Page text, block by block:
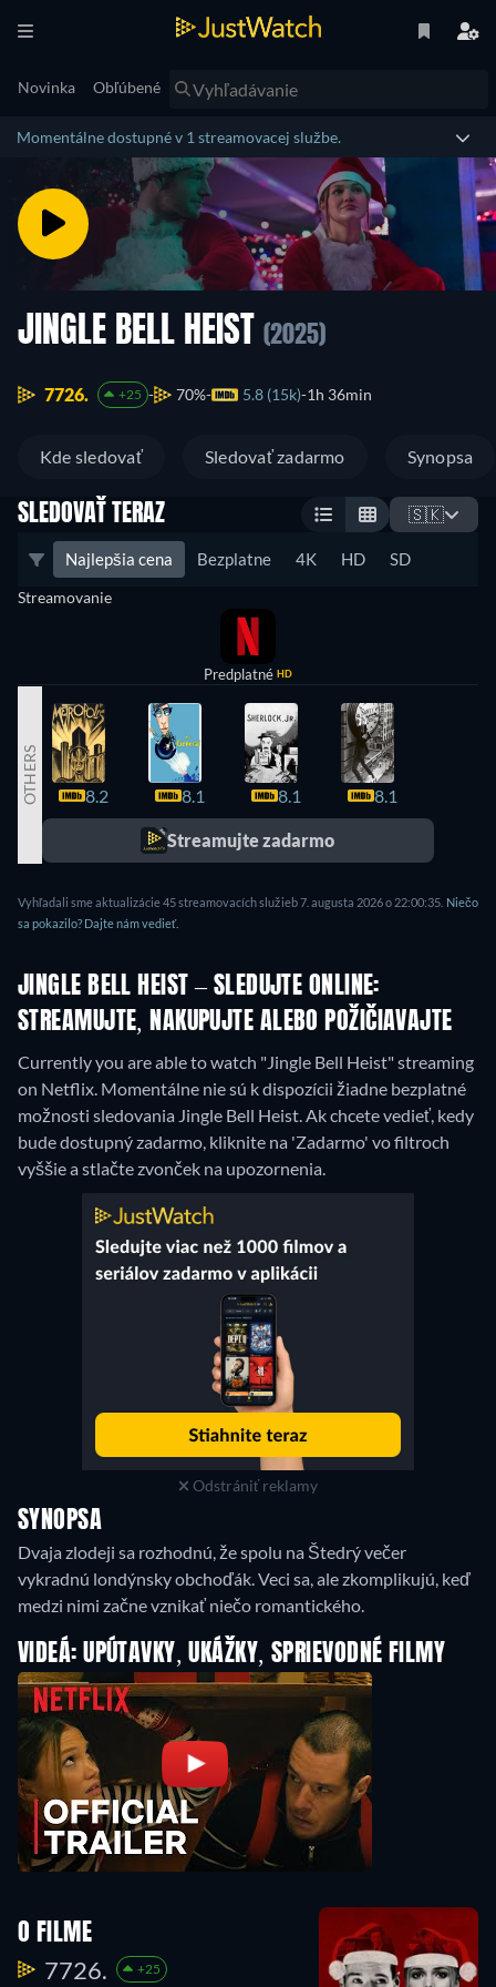
Novinka Obľúbené
Momentálne dostupné v 1 streamovacej službe.
JINGLE BELL HEIST (2025)
7726. +25 70% 5.8 (15k) 1h 36min
Kde sledovať Sledovať zadarmo Synopsa
SLEDOVAŤ TERAZ 🇸🇰
Najlepšia cena Bezplatne 4K HD SD
Streamovanie
Predplatné HD
OTHERS 8.2 8.1 8.1 8.1
Streamujte zadarmo
Vyhľadali sme aktualizácie 45 streamovacích služieb 7. augusta 2026 o 22:00:35. Niečo
sa pokazilo? Dajte nám vedieť.
JINGLE BELL HEIST – SLEDUJTE ONLINE:
STREAMUJTE, NAKUPUJTE ALEBO POŽIČIAVAJTE
Currently you are able to watch "Jingle Bell Heist" streaming
on Netflix. Momentálne nie sú k dispozícii žiadne bezplatné
možnosti sledovania Jingle Bell Heist. Ak chcete vedieť, kedy
bude dostupný zadarmo, kliknite na 'Zadarmo' vo filtroch
vyššie a stlačte zvonček na upozornenia.
Odstrániť reklamy
SYNOPSA
Dvaja zlodeji sa rozhodnú, že spolu na Štedrý večer
vykradnú londýnsky obchoďák. Veci sa, ale zkomplikujú, keď
medzi nimi začne vznikať niečo romantického.
VIDEÁ: UPÚTAVKY, UKÁŽKY, SPRIEVODNÉ FILMY
O FILME
7726. +25